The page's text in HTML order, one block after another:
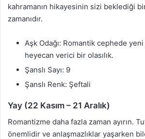
kahramanın hikayesinin sizi beklediği
zamanıdır.
Aşk Odağı: Romantik cephede
heyecan verici bir olasılık.
Şanslı Sayı: 9
Şanslı Renk: Şeftali
Yay (22 Kasım – 21 Aralık)
Romantizme daha fazla zaman ayırın.
önemlidir ve anlaşmazlıklar yaşarken